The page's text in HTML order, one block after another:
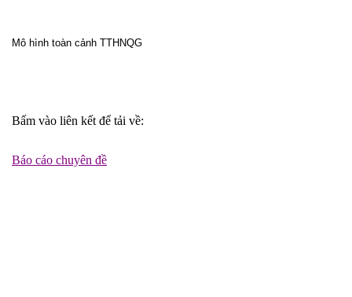
Mô hình toàn cảnh TTHNQG
Bấm vào liên kết để tải về:
Báo cáo chuyên đề